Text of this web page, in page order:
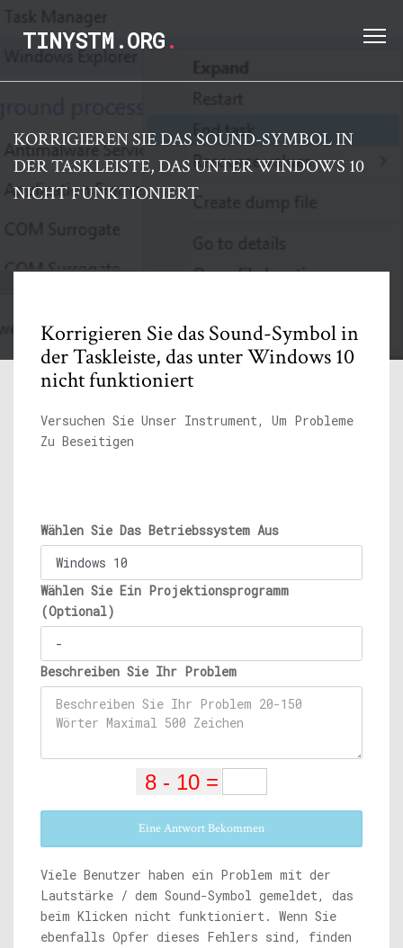
TINYSTM.ORG.
KORRIGIEREN SIE DAS SOUND-SYMBOL IN
DER TASKLEISTE, DAS UNTER WINDOWS 10
NICHT FUNKTIONIERT
Korrigieren Sie das Sound-Symbol in
der Taskleiste, das unter Windows 10
nicht funktioniert
Versuchen Sie Unser Instrument, Um Probleme
Zu Beseitigen
Wählen Sie Das Betriebssystem Aus
Wählen Sie Ein Projektionsprogramm
(Optional)
Beschreiben Sie Ihr Problem
Eine Antwort Bekommen
Viele Benutzer haben ein Problem mit der
Lautstärke / dem Sound-Symbol gemeldet, das
beim Klicken nicht funktioniert. Wenn Sie
ebenfalls Opfer dieses Fehlers sind, finden